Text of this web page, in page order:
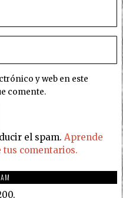
y web en este
comente.
el spam. Aprende
tus comentarios.